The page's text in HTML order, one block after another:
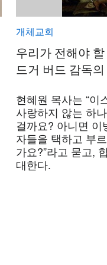
개체교회
우리가 전해야
드거 버드 감독
현혜원 목사는 “이
사랑하지 않는 하
걸까요? 아니면
자들을 택하고 부
가요?”라고 묻고,
대한다.